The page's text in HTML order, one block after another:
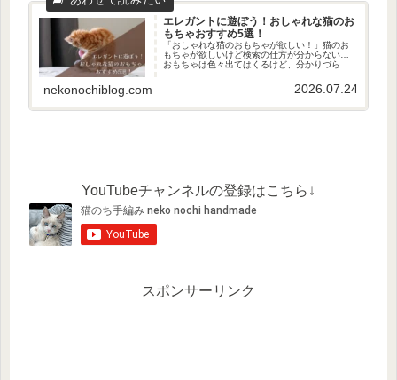
エレガントに遊ぼう！おしゃれな猫のお
もちゃおすすめ5選！
「おしゃれな猫のおもちゃが欲しい！」猫のお
もちゃが欲しいけど検索の仕方が分からない…
おもちゃは色々出てはくるけど、分かりづらい
のおもちゃ」を探してきたのでご紹介します！
おしゃれな猫のおもちゃが欲しい...
nekonochiblog.com 2026.07.24
YouTubeチャンネルの登録はこちら↓
スポンサーリンク